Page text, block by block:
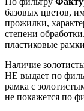
базовых цветов,
прожилки,
степени
пластиковые
Наличие
НЕ выдает по
рамка с
не покажется по